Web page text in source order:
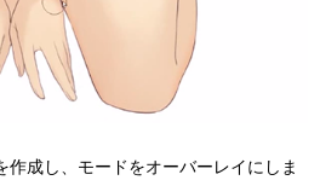
成し、モードをオーバーレイにしま